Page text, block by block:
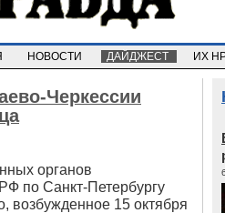
НОВОСТИ ДАЙДЖЕСТ ИХ
Черкессии
органов
по Санкт-Петербургу
возбужденное 15 октября